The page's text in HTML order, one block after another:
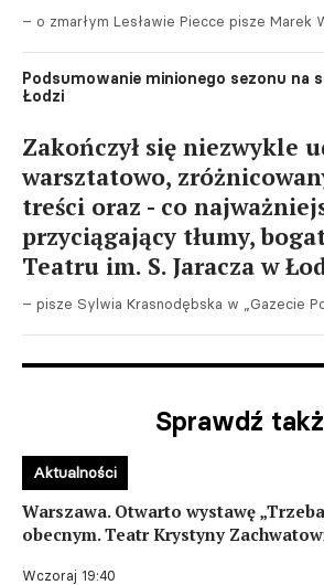
– o zmarłym Lesławie Piecce pisze Marek
Podsumowanie minionego sezonu na
Łodzi
Zakończył się niezwykle
warsztatowo,
treści oraz - co
przyciągający tłumy,
Teatru im. S. Jaracza w
– pisze Sylwia Krasnodębska w „Gazecie
Sprawdź
Warszawa. Otwarto wystawę
obecnym. Teatr Krystyny
Wczoraj 19:40
Aktualności